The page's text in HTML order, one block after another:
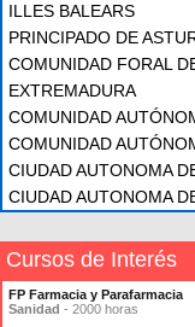
ILLES BALEARS
PRINCIPADO DE
COMUNIDAD FORAL
EXTREMADURA
COMUNIDAD
COMUNIDAD
CIUDAD AUTONOMA
CIUDAD AUTONOMA
Cursos de Interés
FP Farmacia y Parafarmacia
Sanidad - 2000 horas